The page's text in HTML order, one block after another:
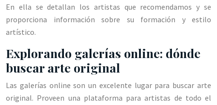
En ella se detallan los artistas que recomendamos y se
proporciona información sobre su formación y estilo
artístico.
Explorando galerías online: dónde
buscar arte original
Las galerías online son un excelente lugar para buscar arte
original. Proveen una plataforma para artistas de todo el